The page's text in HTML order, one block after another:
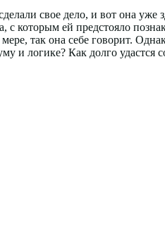
свое дело, и вот она уже
которым ей предстояло
так она себе говорит.
и логике? Как долго